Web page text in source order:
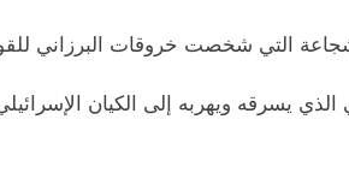
التي شخصت خروقات البرزاني
يسرقه ويهربه إلى الكيان